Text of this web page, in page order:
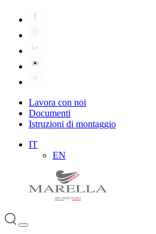
Lavora con noi
Documenti
Istruzioni di montaggio
IT
EN